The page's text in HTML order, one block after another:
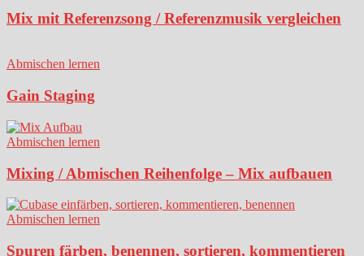
Mix mit Referenzsong / Referenzmusik vergleichen
Abmischen lernen
Gain Staging
Abmischen lernen
Mixing / Abmischen Reihenfolge – Mix aufbauen
Abmischen lernen
Spuren färben, benennen, sortieren, kommentieren